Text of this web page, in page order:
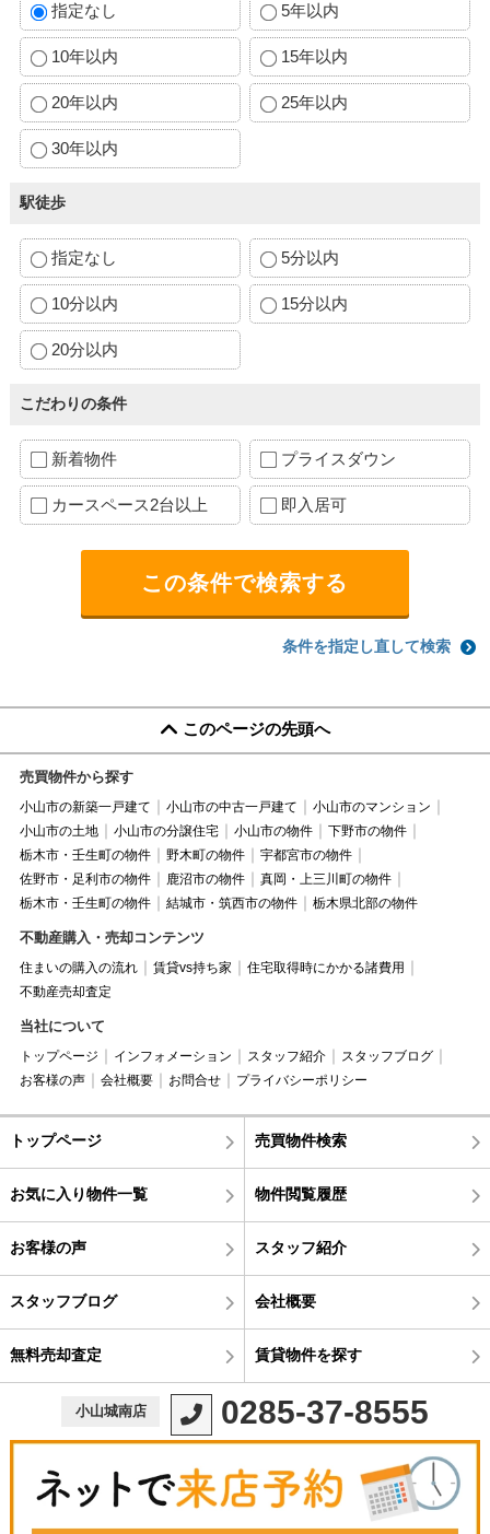
指定なし 5年以内
10年以内 15年以内
20年以内 25年以内
30年以内
駅徒歩
指定なし 5分以内
10分以内 15分以内
20分以内
こだわりの条件
新着物件 プライスダウン
カースペース2台以上 即入居可
条件を指定し直して検索
このページの先頭へ
売買物件から探す
小山市の新築一戸建て 小山市の中古一戸建て
小山市のマンション
小山市の土地
小山市の分譲住宅 小山市の物件
下野市の物件
栃木市・壬生町の物件
野木町の物件
宇都宮市の物件
佐野市・足利市の物件
鹿沼市の物件
真岡・上三川町の物件
栃木市・壬生町の物件
結城市・筑西市の物件 栃木県北部の物件
不動産購入・売却コンテンツ
住まいの購入の流れ 賃貸vs持ち家
住宅取得時にかかる諸費用
不動産売却査定
当社について
トップページ インフォメーション スタッフ紹介
スタッフブログ
お客様の声
会社概要 お問合せ プライバシーポリシー
トップページ 売買物件検索
お気に入り物件一覧 物件閲覧履歴
お客様の声 スタッフ紹介
スタッフブログ 会社概要
無料売却査定 賃貸物件を探す
小山城南店 0285-37-8555